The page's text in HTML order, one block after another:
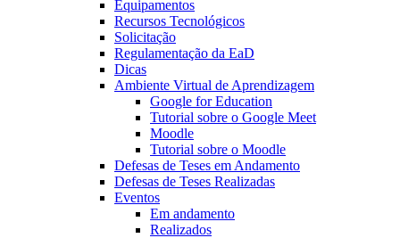
Equipamentos
Recursos Tecnológicos
Solicitação
Regulamentação da EaD
Dicas
Ambiente Virtual de Aprendizagem
Google for Education
Tutorial sobre o Google Meet
Moodle
Tutorial sobre o Moodle
Defesas de Teses em Andamento
Defesas de Teses Realizadas
Eventos
Em andamento
Realizados